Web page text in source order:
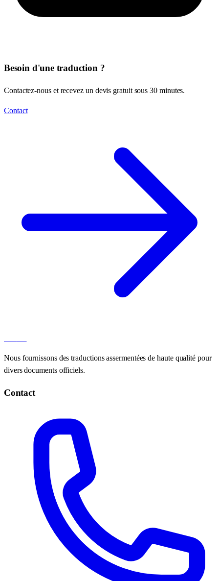
Besoin d'une traduction ?
Contactez-nous et recevez un devis gratuit sous 30 minutes.
Contact
Nous fournissons des traductions assermentées de haute qualité pour
divers documents officiels.
Contact